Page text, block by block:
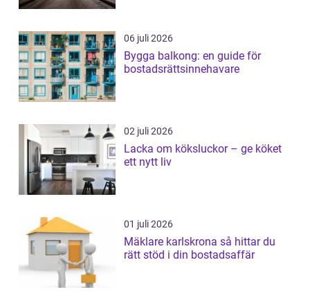
06 juli 2026
Bygga balkong: en guide för
bostadsrättsinnehavare
02 juli 2026
Lacka om köksluckor – ge köket
ett nytt liv
01 juli 2026
Mäklare karlskrona så hittar du
rätt stöd i din bostadsaffär